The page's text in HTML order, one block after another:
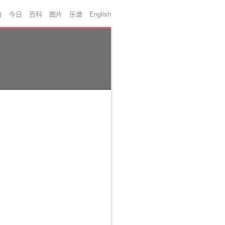
今日 百科 图片 乐谱 English